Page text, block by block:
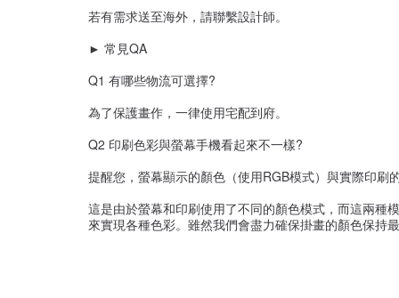
若有需求送至海外，請聯繫設計師。
► 常見QA
Q1 有哪些物流可選擇?
為了保護畫作，一律使用宅配到府。
Q2 印刷色彩與螢幕手機看起來不一樣?
提醒您，螢幕顯示的顏色（使用RGB模式）與實際印
這是由於螢幕和印刷使用了不同的顏色模式，而這兩種
來實現各種色彩。雖然我們會盡力確保掛畫的顏色保持